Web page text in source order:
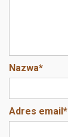
Nazwa*
Adres email*